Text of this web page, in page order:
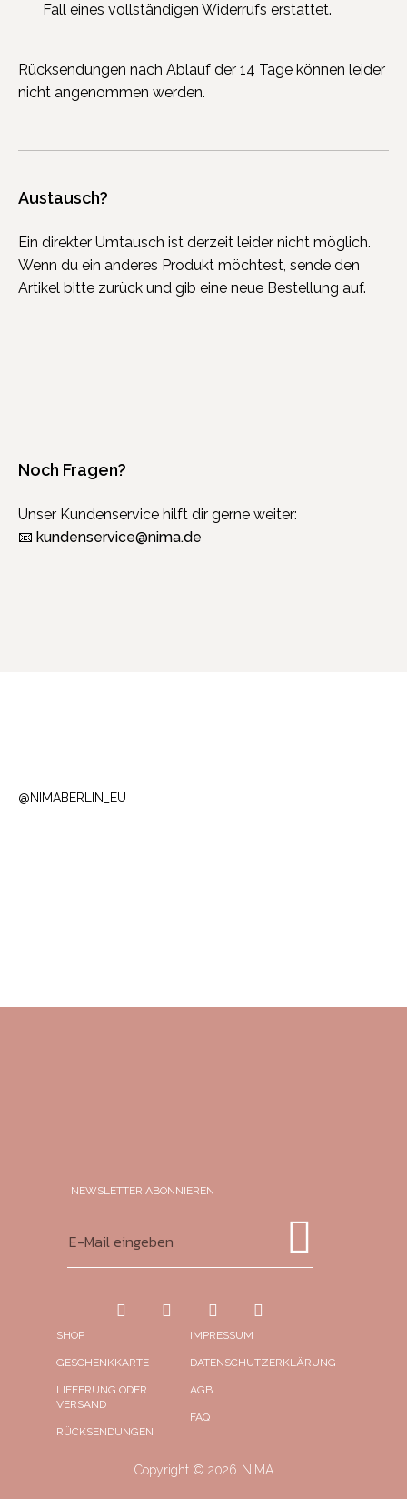
Fall eines vollständigen Widerrufs erstattet.
Rücksendungen nach Ablauf der 14 Tage können leider
nicht angenommen werden.
Austausch?
Ein direkter Umtausch ist derzeit leider nicht möglich.
Wenn du ein anderes Produkt möchtest, sende den
Artikel bitte zurück und gib eine neue Bestellung auf.
Noch Fragen?
Unser Kundenservice hilft dir gerne weiter:
📧 kundenservice@nima.de
@NIMABERLIN_EU
NEWSLETTER ABONNIEREN​
SHOP
GESCHENKKARTE
LIEFERUNG ODER
VERSAND
RÜCKSENDUNGEN
IMPRESSUM
DATENSCHUTZERKLÄRUNG
AGB
FAQ
Copyright © 2026 NIMA